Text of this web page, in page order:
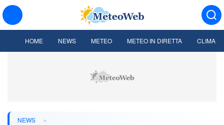
HOME NEWS METEO METEO IN DIRETTA CLIMA
NEWS »